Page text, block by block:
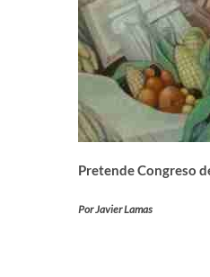
Pretende Congreso
Por Javier Lamas